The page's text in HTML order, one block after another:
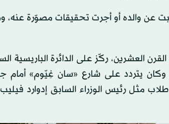
عن والده أو أجرت تحقيقات مصوّرة عنه،
العشرين، ركّز على الدائرة الباريسية
وكان يتردد على شارع «سان غِيّوم» أمام
مثل رئيس الوزراء السابق إدوارد